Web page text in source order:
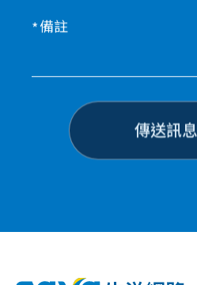
備註
傳送訊息